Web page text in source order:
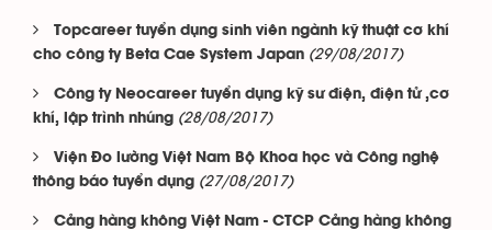
Topcareer tuyển dụng sinh viên ngành kỹ thuật cơ khí
cho công ty Beta Cae System Japan (29/08/2017)
Công ty Neocareer tuyển dụng kỹ sư điện, điện tử ,cơ
khí, lập trình nhúng (28/08/2017)
Viện Đo lường Việt Nam Bộ Khoa học và Công nghệ
thông báo tuyển dụng (27/08/2017)
Cảng hàng không Việt Nam - CTCP Cảng hàng không